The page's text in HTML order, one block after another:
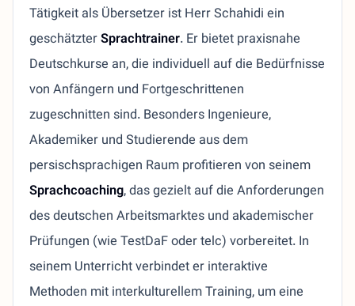
Tätigkeit als Übersetzer ist Herr Schahidi ein
geschätzterSprachtrainer. Er bietet praxisnahe
Deutschkurse an, die individuell auf die Bedürfnisse
von Anfängern und Fortgeschrittenen
zugeschnitten sind. Besonders Ingenieure,
Akademiker und Studierende aus dem
persischsprachigen Raum profitieren von seinem
Sprachcoaching, das gezielt auf die Anforderungen
des deutschen Arbeitsmarktes und akademischer
Prüfungen (wie TestDaF oder telc) vorbereitet. In
seinem Unterricht verbindet er interaktive
Methoden mit interkulturellem Training, um eine